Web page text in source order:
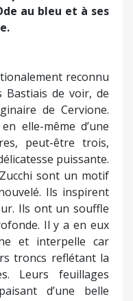
troncs reflétant la
Leurs feuillages
conteurs de mythes
vieilles légendes
Ils incarnent un
céleste t la terre-
: les bouquets
des lignes
des floraisons
pouvant être
pas non plus à
qui les observent,